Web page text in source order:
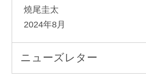
燒尾圭太
2024年8月
ニューズレター